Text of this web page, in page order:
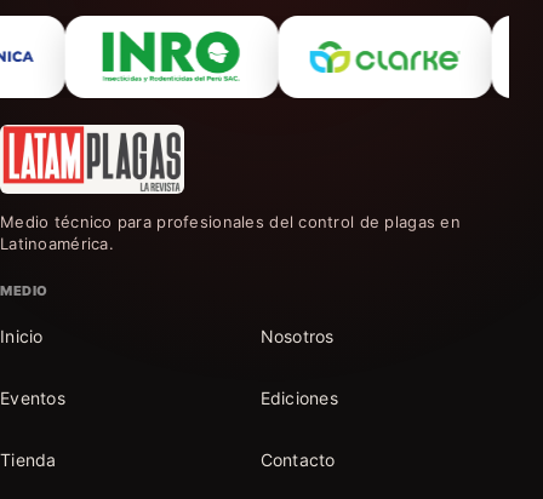
Medio técnico para profesionales del control de plagas en
Latinoamérica.
MEDIO
Inicio Nosotros
Eventos Ediciones
Tienda Contacto